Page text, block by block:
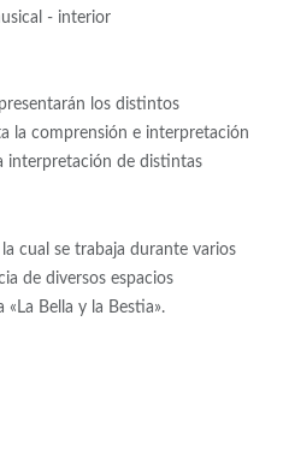
los distintos
la comprensión e interpretación
interpretación de distintas
cual se trabaja durante varios
de diversos espacios
Bella y la Bestia».